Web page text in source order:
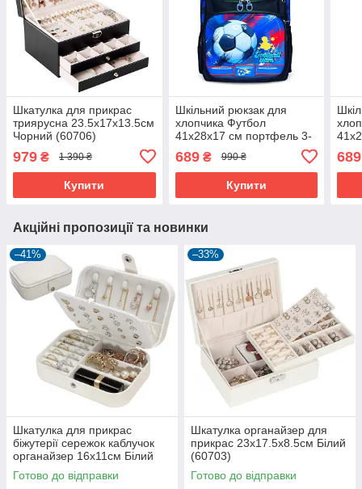
Шкатулка для прикрас
триярусна 23.5х17х13.5см
Чорний (60706)
979 ₴ 1 390 ₴
Купити
Шкільний рюкзак для
хлопчика Футбол
41х28х17 см портфель 3-
689₴ 990 ₴
Купити
689
Акційні пропозиції та новинки
–41%
Шкатулка для прикрас
біжутерії сережок каблучок
органайзер 16х11см Білий
(60486)
Готово до відправки
–33%
Шкатулка органайзер для
прикрас 23х17.5х8.5см Білий
(60703)
Готово до відправки